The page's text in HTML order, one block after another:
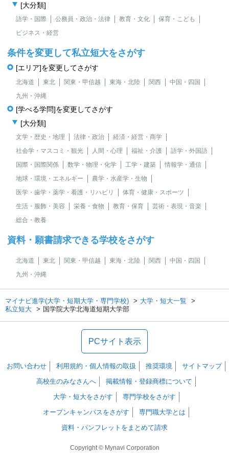
[大分類]
語学・国際 公務員・政治・法律 教育・文化
保育・こども
ビジネス・経営
条件を変更して私立短大をさがす
[エリア]を変更してさがす
北海道 東北 関東・甲信越 東海・北陸 関西
中国・四国
九州・沖縄
[学べる学問]を変更してさがす
[大分類]
文学・歴史・地理 法律・政治
経済・経営・商学
社会学・マスコミ・観光
人間・心理 福祉・介護
語学・外国語
国際・国際関係
数学・物理・化学 工学・建築
情報学・通信
地球・環境・エネルギー
農学・水産学・生物
医学・歯学・薬学・看護・リハビリ
体育・健康・スポーツ
生活・服飾・美容
栄養・食物 教育・保育
芸術・表現・音楽
総合・教養
資料・願書請求できる学校をさがす
北海道 東北 関東・甲信越 東海・北陸 関西
中国・四国
九州・沖縄
マイナビ進学(大学・短期大学・専門学校)
大学・短大一覧
私立短大
国学院大学北海道短期大学部
PCサイト表示
お問い合わせ 利用規約・個人情報の取扱 推奨環境
サイトマップ
高校生のみなさんへ
掲載情報・登録商標について
大学・短大をさがす
専門学校をさがす
オープンキャンパスをさがす
専門職大学とは
資料・パンフレットをまとめて請求
Copyright © Mynavi Corporation